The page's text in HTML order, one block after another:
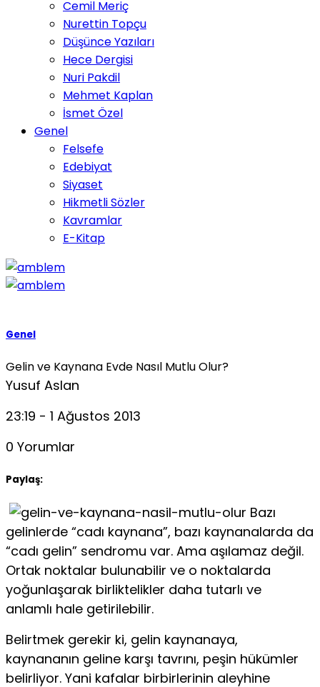
Cemil Meriç
Nurettin Topçu
Düşünce Yazıları
Hece Dergisi
Nuri Pakdil
Mehmet Kaplan
İsmet Özel
Genel
Felsefe
Edebiyat
Siyaset
Hikmetli Sözler
Kavramlar
E-Kitap
Genel
Gelin ve Kaynana Evde Nasıl Mutlu Olur?
Yusuf Aslan
23:19 - 1 Ağustos 2013
0 Yorumlar
Paylaş:
Bazı
gelinlerde “cadı kaynana”, bazı kaynanalarda da
“cadı gelin” sendromu var. Ama aşılamaz değil.
Ortak noktalar bulunabilir ve o noktalarda
yoğunlaşarak birliktelikler daha tutarlı ve
anlamlı hale getirilebilir.
Belirtmek gerekir ki, gelin kaynanaya,
kaynananın geline karşı tavrını, peşin hükümler
belirliyor. Yani kafalar birbirlerinin aleyhine